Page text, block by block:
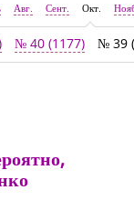
Авг. Сент. Окт.
№ 40 (1177) № 39